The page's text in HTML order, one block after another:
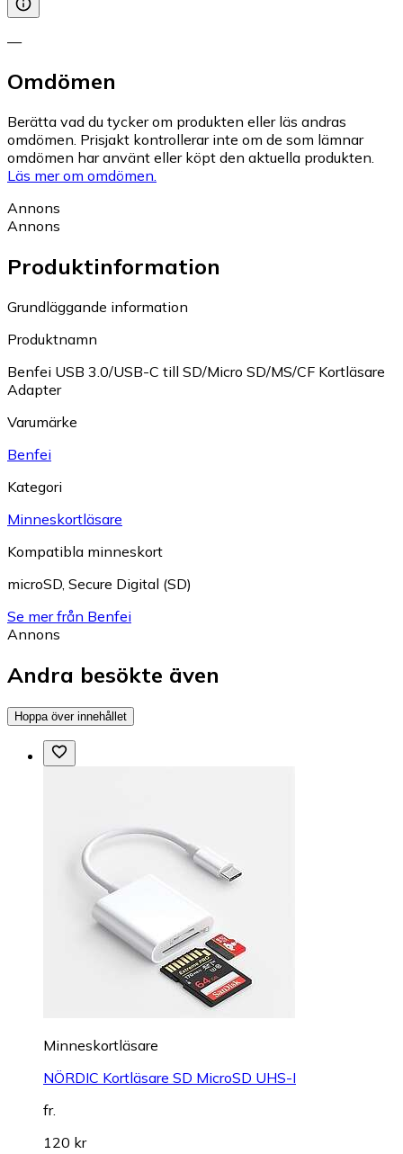
—
Omdömen
Berätta vad du tycker om produkten eller läs andras
omdömen. Prisjakt kontrollerar inte om de som lämnar
omdömen har använt eller köpt den aktuella produkten.
Läs mer om omdömen.
Annons
Annons
Produktinformation
Grundläggande information
Produktnamn
Benfei USB 3.0/USB-C till SD/Micro SD/MS/CF Kortläsare
Adapter
Varumärke
Benfei
Kategori
Minneskortläsare
Kompatibla minneskort
microSD, Secure Digital (SD)
Se mer från Benfei
Annons
Andra besökte även
Hoppa över innehållet
Minneskortläsare
NÖRDIC Kortläsare SD MicroSD UHS-I
fr.
120 kr